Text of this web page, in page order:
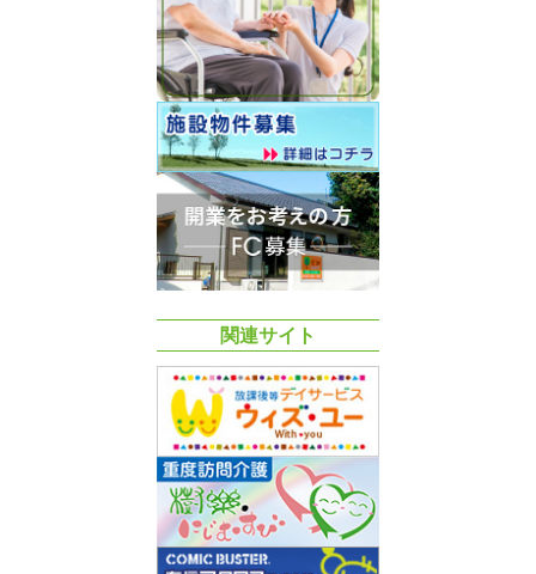
関連サイト